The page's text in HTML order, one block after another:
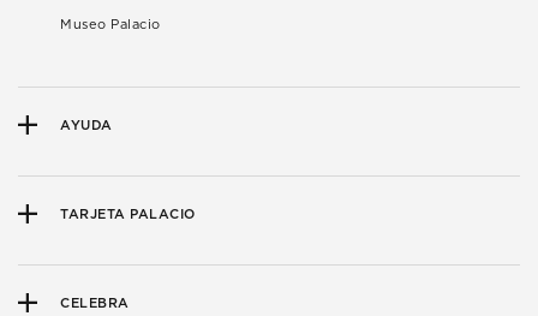
Museo Palacio
AYUDA
TARJETA PALACIO
CELEBRA